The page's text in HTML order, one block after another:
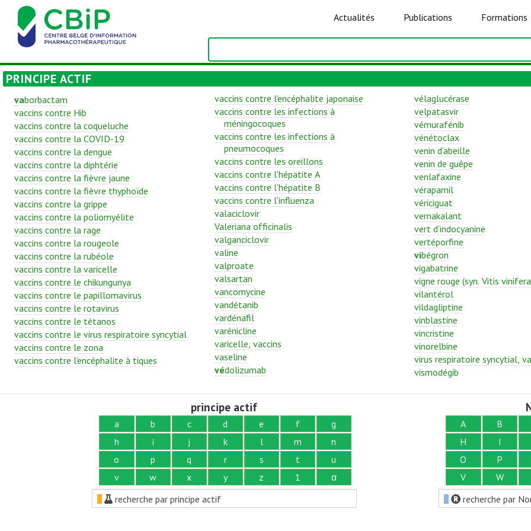
Actualités Publications Formations
PRINCIPE ACTIF
vaborbactam
vaccins contre Hib
vaccins contre la coqueluche
vaccins contre la COVID-19
vaccins contre la dengue
vaccins contre la diphtérie
vaccins contre la fièvre jaune
vaccins contre la fièvre thyphoïde
vaccins contre la grippe
vaccins contre la poliomyélite
vaccins contre la rage
vaccins contre la rougeole
vaccins contre la rubéole
vaccins contre la varicelle
vaccins contre le chikungunya
vaccins contre le papillomavirus
vaccins contre le rotavirus
vaccins contre le tétanos
vaccins contre le virus respiratoire syncytial
vaccins contre le zona
vaccins contre l'encéphalite à tiques
vaccins contre l'encéphalite japonaise
vaccins contre les infections à
méningocoques
vaccins contre les infections à
pneumocoques
vaccins contre les oreillons
vaccins contre l'hépatite A
vaccins contre l'hépatite B
vaccins contre l'influenza
valaciclovir
Valeriana officinalis
valganciclovir
valine
valproate
valsartan
vancomycine
vandétanib
vardénafil
varénicline
varicelle, vaccins
vaseline
védolizumab
vélaglucérase
velpatasvir
vémurafénib
vénétoclax
venin d’abeille
venin de guêpe
venlafaxine
vérapamil
vériciguat
vernakalant
vert d’indocyanine
vertéporfine
vibégron
vigabatrine
vigne rouge (syn. Vitis
vilantérol
vildagliptine
vinblastine
vincristine
vinorelbine
virus respiratoire syncytial,
vismodégib
principe actif
a b c d e f
g
h
i j k l m
n
o
p q r s t
u
v
w x y z 1
α
recherche par principe actif
A B
H
I
O
P
V
W
recherche par